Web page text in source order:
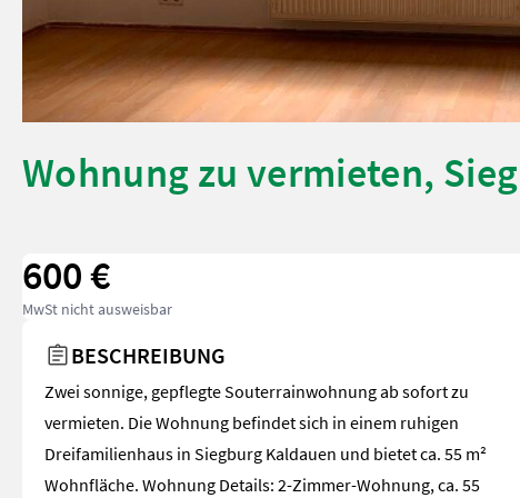
Wohnung zu vermieten,
600 €
MwSt nicht ausweisbar
BESCHREIBUNG
Zwei sonnige, gepflegte Souterrainwohnung ab sofort zu
vermieten. Die Wohnung befindet sich in einem ruhigen
Dreifamilienhaus in Siegburg Kaldauen und bietet ca. 55 m²
Wohnfläche. Wohnung Details: 2-Zimmer-Wohnung, ca. 55